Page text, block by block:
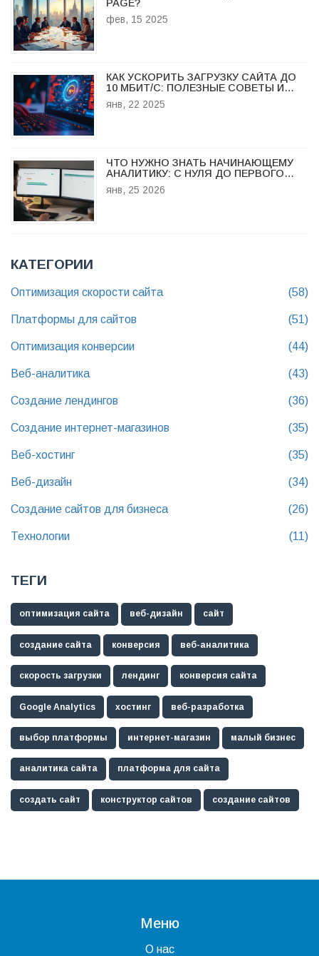
PAGE?
фев, 15 2025
КАК УСКОРИТЬ ЗАГРУЗКУ САЙТА ДО
10 МБИТ/С: ПОЛЕЗНЫЕ СОВЕТЫ И
МЕТОДЫ
янв, 22 2025
ЧТО НУЖНО ЗНАТЬ НАЧИНАЮЩЕМУ
АНАЛИТИКУ: С НУЛЯ ДО ПЕРВОГО
ОТЧЕТА
янв, 25 2026
КАТЕГОРИИ
Оптимизация скорости сайта (58)
Платформы для сайтов (51)
Оптимизация конверсии (44)
Веб-аналитика (43)
Создание лендингов (36)
Создание интернет-магазинов (35)
Веб-хостинг (35)
Веб-дизайн (34)
Создание сайтов для бизнеса (26)
Технологии (11)
ТЕГИ
оптимизация сайта веб-дизайн сайт
создание сайта конверсия веб-аналитика
скорость загрузки лендинг конверсия сайта
Google Analytics хостинг веб-разработка
выбор платформы интернет-магазин малый бизнес
аналитика сайта платформа для сайта
создать сайт конструктор сайтов создание сайтов
Меню
О нас